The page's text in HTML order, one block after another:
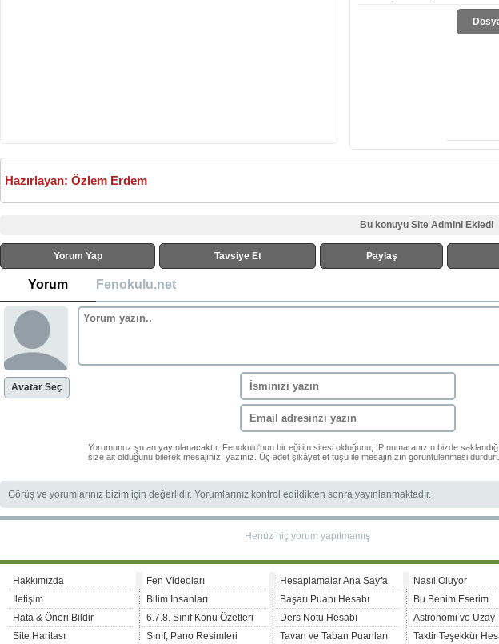
Hazırlayan: Özlem Erdem
Bu konuyu Site Admini Ekledi
Yorum Yap Tavsiye Et Paylaş
Yorum Fenokulu.net
Avatar Seç
Yorumunuz şu an yayınlanacaktır. Fenokulu'nun bir eğitim sitesi olduğunu, IP numaranızın bizde
size ait olduğunu bilerek mesajınızı yazınız. Üç adet şikâyet et tuşu ile mesajınızın görüntülenmesi
Görüş ve yorumlarınız bizim için değerlidir. Yorumlarınız kontrol edildikten sonra yayınlanmaktadır.
Henüz hiç yorum yapılmamış
Hakkımızda
İletişim
Hata & Öneri Bildir
Site Haritası
Fen Videoları
Bilim İnsanları
6.7.8. Sınıf Konu Özetleri
Sınıf, Pano Resimleri
Hesaplamalar Ana Sayfa
Başarı Puanı Hesabı
Ders Notu Hesabı
Tavan ve Taban Puanları
Nasıl Oluyor
Bu Benim Eserim
Astronomi ve Uzay
Taktir Teşekkür